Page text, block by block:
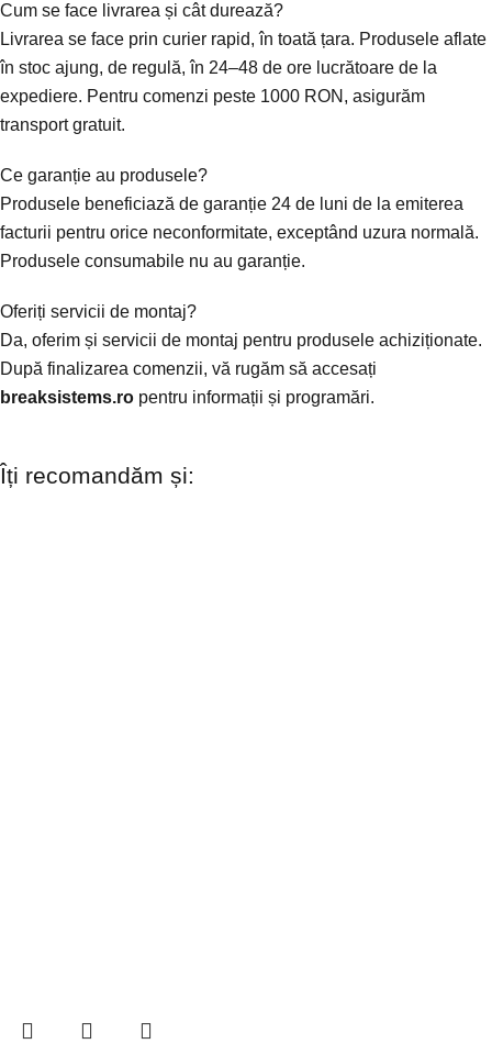
Cum se face livrarea și cât durează?
Livrarea se face prin curier rapid, în toată țara. Produsele aflate
în stoc ajung, de regulă, în 24–48 de ore lucrătoare de la
expediere. Pentru comenzi peste 1000 RON, asigurăm
transport gratuit.
Ce garanție au produsele?
Produsele beneficiază de garanție 24 de luni de la emiterea
facturii pentru orice neconformitate, exceptând uzura normală.
Produsele consumabile nu au garanție.
Oferiți servicii de montaj?
Da, oferim și servicii de montaj pentru produsele achiziționate.
După finalizarea comenzii, vă rugăm să accesați
breaksistems.ro pentru informații și programări.
Îți recomandăm și: